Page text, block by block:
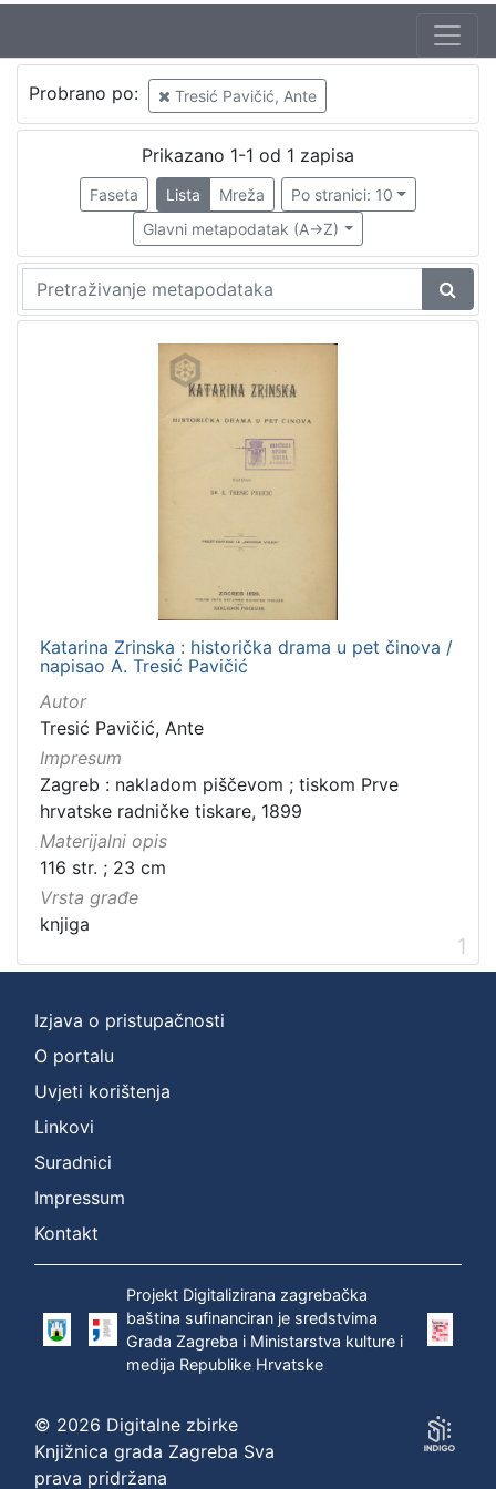
Jezik
hrvatski
Nakladnička
cjelina
Obitelji Šubić, Zrinski i Frankopan
Probrano po: Tresić Pavičić, Ante
Prikazano 1-1 od 1 zapisa
Faseta Lista Mreža
Po stranici: 10
Glavni metapodatak (A->Z)
Katarina Zrinska : historička drama u pet činova /
napisao A. Tresić Pavičić
Autor
Tresić Pavičić, Ante
Impresum
Zagreb : nakladom piščevom ; tiskom Prve
hrvatske radničke tiskare, 1899
Materijalni opis
116 str. ; 23 cm
Vrsta građe
knjiga
1
Izjava o pristupačnosti
O portalu
Uvjeti korištenja
Linkovi
Suradnici
Impressum
Kontakt
Projekt Digitalizirana zagrebačka
baština sufinanciran je sredstvima
Grada Zagreba i Ministarstva kulture i
medija Republike Hrvatske
© 2026 Digitalne zbirke
Knjižnica grada Zagreba Sva
prava pridržana